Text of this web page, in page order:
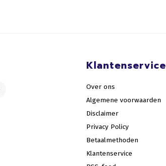
Klantenservice
Over ons
Algemene voorwaarden
Disclaimer
Privacy Policy
Betaalmethoden
Klantenservice